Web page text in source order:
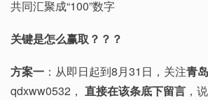
共同汇聚成“100”数字
关键是怎么赢取？？？
方案一 ：从即日起到8月31日，关注青
qdxww0532， 直接在该条底下留言 ，